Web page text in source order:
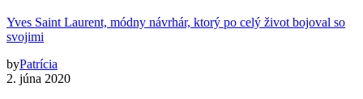
Yves Saint Laurent, módny návrhár, ktorý po celý život bojoval so
svojimi
byPatrícia
2. júna 2020